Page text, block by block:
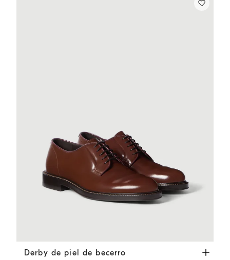
Derby de piel de becerro Caoba
Derby de piel de becerro